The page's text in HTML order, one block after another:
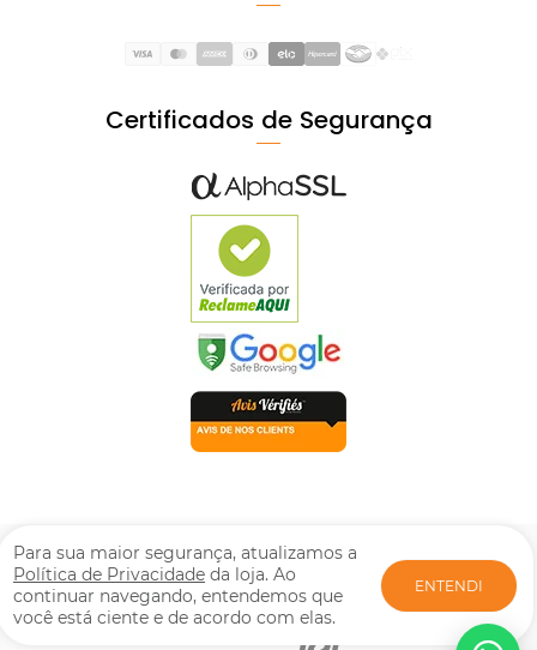
Para sua maior segurança, atualizamos a
Política de Privacidade da loja. Ao
continuar navegando, entendemos que
você está ciente e de acordo com elas.
ENTENDI
Certificados de Segurança
© Mpozenato Todos os direitos reservados. Proibida reprodução
total ou parcial. Preços e estoque sujeito a alterações sem aviso
prévio. M. POZENATO LTDA | CNPJ: 08.417.266/0001-46. Rua:
Fruxu-Serrano, 717 - Jardim Alto da Boa Vista - Arapongas - PR |
CEP: 86706-761